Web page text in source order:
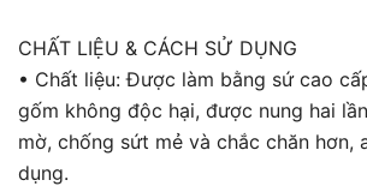
CHẤT LIỆU & CÁCH SỬ DỤNG
• Chất liệu: Được làm bằng sứ cao
gốm không độc hại, được nung hai
mờ, chống sứt mẻ và chắc chăn hơn,
dụng.